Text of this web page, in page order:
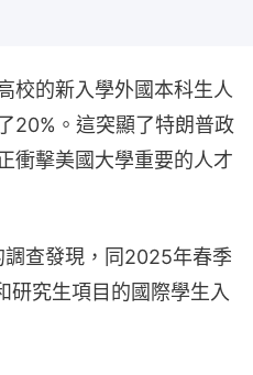
校的新入學外國本科生人
20%。這突顯了特朗普政
衝擊美國大學重要的人才
查發現，同2025年春季
研究生項目的國際學生入